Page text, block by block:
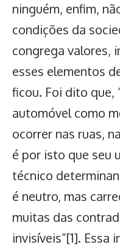
ninguém, enfim,
condições da
congrega valores,
esses elementos
ficou. Foi dito que,
automóvel como
ocorrer nas ruas,
é por isto que seu
técnico
é neutro, mas
muitas das
invisíveis”[1]. Essa